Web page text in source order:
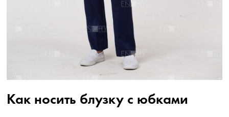
Как носить блузку с юбками